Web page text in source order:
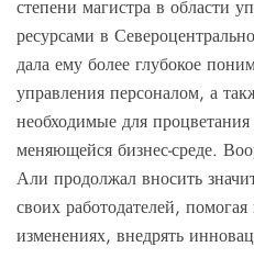
степени магистра в области
ресурсами в
дала ему более глубокое
управления персоналом, а
необходимые для
меняющейся бизнес-среде.
Али продолжал вносить
своих работодателей,
изменениях, внедрять